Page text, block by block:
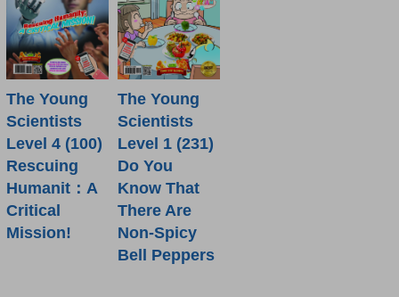
The Young
Scientists
Level 4 (100)
Rescuing
Humanit：A
Critical
Mission!
The Young
Scientists
Level 1 (231)
Do You
Know That
There Are
Non-Spicy
Bell Peppers